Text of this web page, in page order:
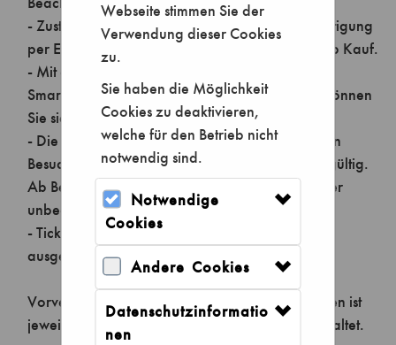
Webseite stimmen Sie der
Verwendung dieser Cookies
zu.
Sie haben die Möglichkeit
Cookies zu deaktivieren,
welche für den Betrieb nicht
notwendig sind.
Notwendige
Cookies
Andere Cookies
Datenschutzinformatio
nen